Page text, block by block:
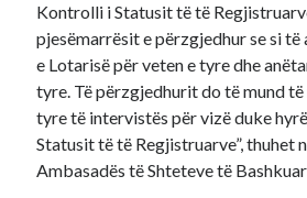
Kontrolli i Statusit të të
pjesëmarrësit e përzgjedhur se si
e Lotarisë për veten e tyre dhe
tyre. Të përzgjedhurit do të mund të
tyre të intervistës për vizë duke
Statusit të të Regjistruarve”, thuhet
Ambasadës të Shteteve të